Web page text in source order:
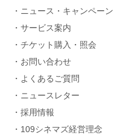
ニュース・キャンペーン
サービス案内
チケット購入・照会
お問い合わせ
よくあるご質問
ニュースレター
採用情報
109シネマズ経営理念